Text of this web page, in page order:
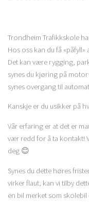
Trondheim Trafikkskole
Hos oss kan du få
Det kan være rygging,
synes du kjøring på
synes overgang til
Kanskje er du usikker på
Vår erfaring er at det er
vær redd for å ta kontakt!
deg 😊
Synes du dette høres
virker flaut, kan vi tilby
en bil merket som